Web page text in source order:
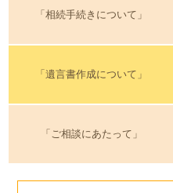
「相続手続きについて」
「遺言書作成について」
「ご相談にあたって」